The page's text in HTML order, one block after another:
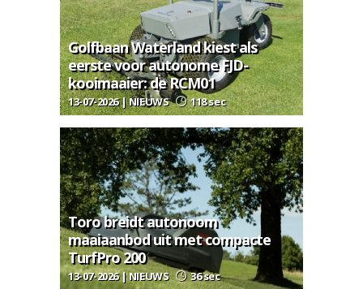
Golfbaan Waterland kiest als
eerste voor autonome FJD-
kooimaaier: de RCM01
13-07-2026 | NIEUWS 118 sec
Toro breidt autonoom
maaiaanbod uit met compacte
TurfPro 200
13-07-2026 | NIEUWS 36 sec